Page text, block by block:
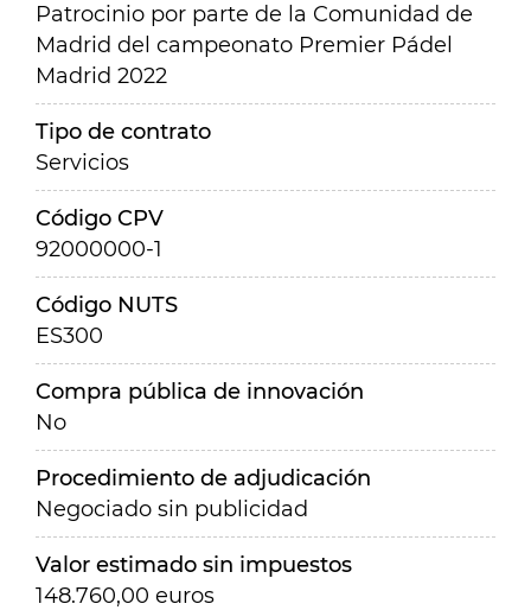
Patrocinio por parte de la Comunidad de
Madrid del campeonato Premier Pádel
Madrid 2022
Tipo de contrato
Servicios
Código CPV
92000000-1
Código NUTS
ES300
Compra pública de innovación
No
Procedimiento de adjudicación
Negociado sin publicidad
Valor estimado sin impuestos
148.760,00 euros